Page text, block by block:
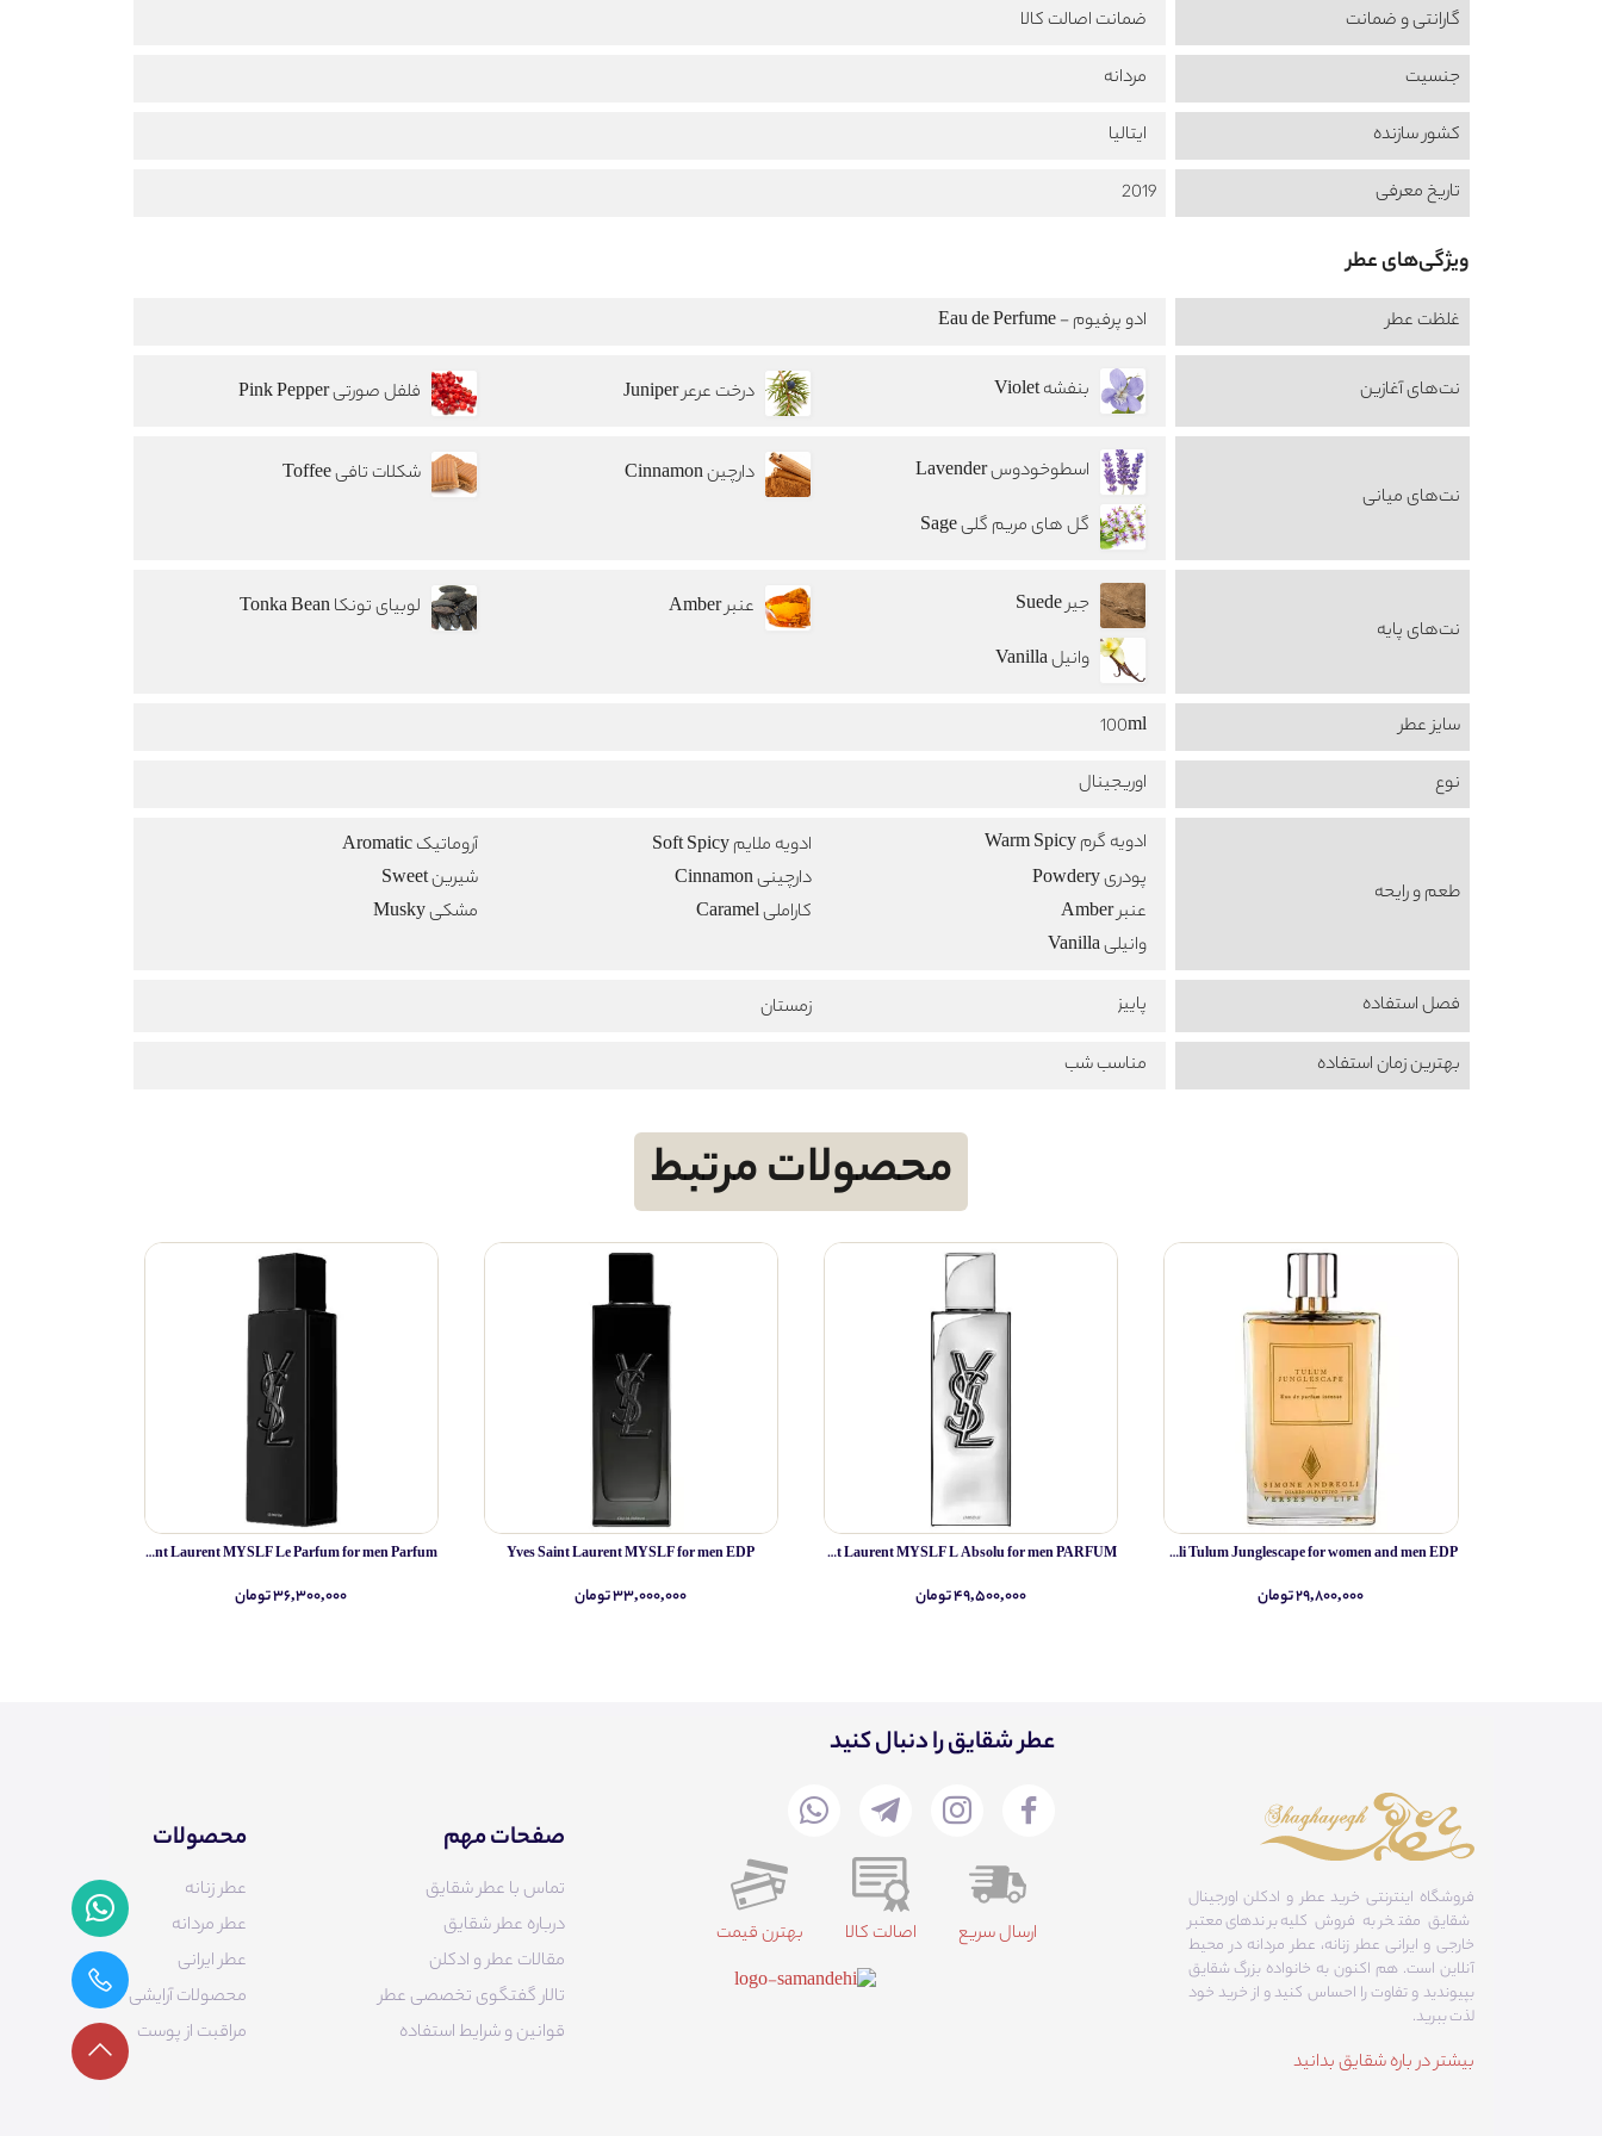
گارانتی و ضمانت
ضمانت اصالت کالا
جنسیت
مردانه
کشور سازنده
ایتالیا
تاریخ معرفی
2019
ویژگی‌های عطر
غلظت عطر ادو پرفیوم - Eau de Perfume
نت‌های آغازین بنفشه Violet درخت عرعر Juniper فلفل صورتی Pink Pepper
نت‌های میانی
اسطوخودوس Lavender دارچین Cinnamon
شکلات تافی Toffee
گل های مریم گلی Sage
نت‌های پایه
جیر Suede عنبر Amber
لوبیای تونکا Tonka Bean
وانیل Vanilla
سایز عطر
100ml
نوع
اوریجینال
طعم‌ و رایحه
ادویه گرم Warm Spicy ادویه ملایم Soft Spicy
آروماتیک Aromatic
پودری Powdery
دارچینی Cinnamon
شیرین Sweet
عنبر Amber
کاراملی Caramel
مشکی Musky
وانیلی Vanilla
فصل استفاده پاییز
زمستان
بهترین زمان استفاده
مناسب شب
محصولات مرتبط
Simone Andreoli Tulum Junglescape for women and men EDP
۲۹,۸۰۰,۰۰۰ تومان
Yves Saint Laurent MYSLF L Absolu for men PARFUM
۴۹,۵۰۰,۰۰۰ تومان
Yves Saint Laurent MYSLF for men EDP
۳۳,۰۰۰,۰۰۰ تومان
Yves Saint Laurent MYSLF Le Parfum for men Parfum
۳۶,۳۰۰,۰۰۰ تومان
فروشگاه اینترنتی خرید عطر و ادکلن اورجینال
شقایق مفتخر به فروش کلیه برندهای معتبر
خارجی و ایرانی عطر زنانه، عطر مردانه در محیط
آنلاین است. هم‌ اکنون به خانواده بزرگ شقایق
بپیوندید و تفاوت را احساس کنید و از خرید خود
لذت ببرید.
بیشتر در باره شقایق بدانید
عطر شقایق را دنبال کنید
ارسال سریع اصالت کالا بهترن قیمت
صفحات مهم
تماس با عطر شقایق
درباره عطر شقایق
مقالات عطر و ادکلن
تالار گفتگوی تخصصی عطر
قوانین و شرایط استفاده
محصولات
عطر زنانه
عطر مردانه
عطر ایرانی
محصولات آرایشی
مراقبت از پوست